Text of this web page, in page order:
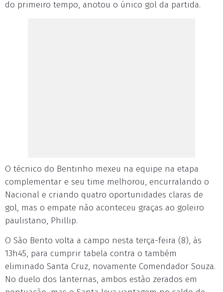
do primeiro tempo, anotou o único gol da partida.
O técnico do Bentinho mexeu na equipe na etapa
complementar e seu time melhorou, encurralando o
Nacional e criando quatro oportunidades claras de
gol, mas o empate não aconteceu graças ao goleiro
paulistano, Phillip.
O São Bento volta a campo nesta terça-feira (8), às
13h45, para cumprir tabela contra o também
eliminado Santa Cruz, novamente Comendador Souza.
No duelo dos lanternas, ambos estão zerados em